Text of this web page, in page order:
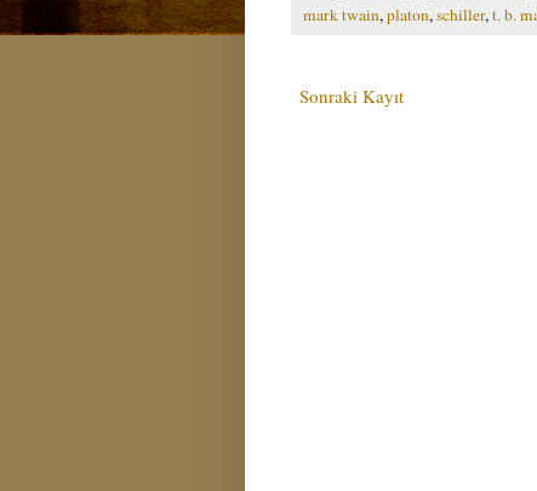
mark twain,platon,schiller,t. b.
Sonraki Kayıt